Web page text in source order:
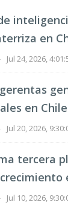
en
Jul 24, 2026,
en Chile
Jul 20, 2026,
tercera
Jul 10, 2026,